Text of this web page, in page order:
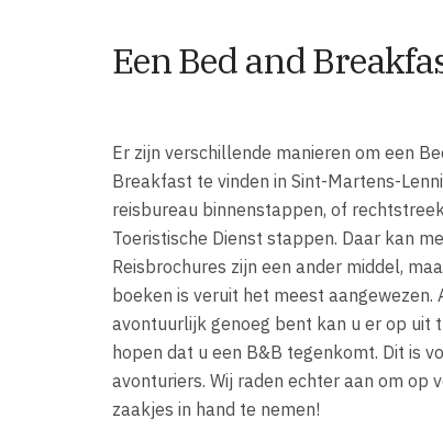
Een Bed and
Er zijn verschillende manieren om een
Breakfast te vinden in Sint-Martens-
reisbureau binnenstappen, of
Toeristische Dienst stappen. Daar kan
Reisbrochures zijn een ander middel,
boeken is veruit het meest aangewezen.
avontuurlijk genoeg bent kan u er op uit
hopen dat u een B&B tegenkomt. Dit is
avonturiers. Wij raden echter aan om op
zaakjes in hand te nemen!